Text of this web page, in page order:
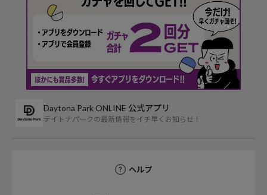
Daytona Park ONLINE 公式アプリ
デイトナパークの最新情報をイチ早くお知らせ！
ヘルプ